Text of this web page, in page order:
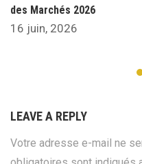
des Marchés 2026
16 juin, 2026
LEAVE A REPLY
Votre adresse e-mail ne